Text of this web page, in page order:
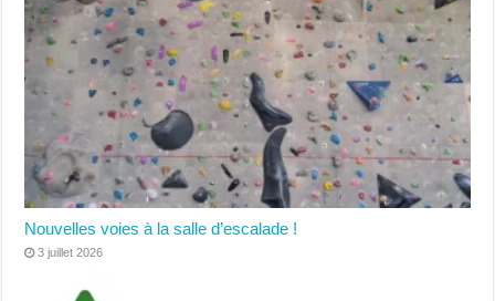
Nouvelles voies à la salle d’escalade !
3 juillet 2026